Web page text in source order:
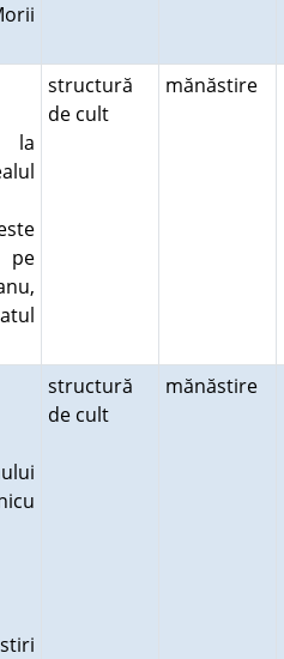
la
structură
de cult
mănăstire
structură
de cult
mănăstire